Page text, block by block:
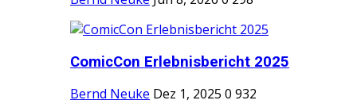
ComicCon Erlebnisbericht 2025
Bernd Neuke Dez 1, 2025 0 932